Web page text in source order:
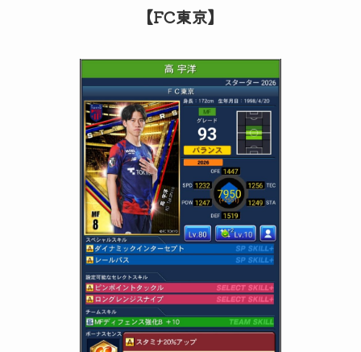
【FC東京】